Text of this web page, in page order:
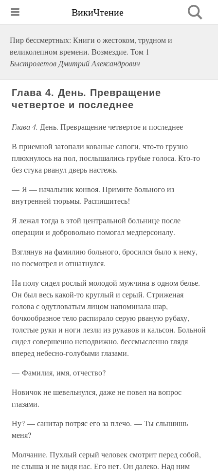
ВикиЧтение
Пир бессмертных: Книги о жестоком, трудном и
великолепном времени. Возмездие. Том 1
Быстролетов Дмитрий Александрович
Глава 4. День. Превращение
четвертое и последнее
Глава 4. День. Превращение четвертое и последнее
В приемной затопали кованые сапоги, что-то грузно
плюхнулось на пол, послышались грубые голоса. Кто-то
без стука рванул дверь настежь.
— Я — начальник конвоя. Примите больного из
внутренней тюрьмы. Распишитесь!
Я лежал тогда в этой центральной больнице после
операции и добровольно помогал медперсоналу.
Взглянув на фамилию больного, бросился было к нему,
но посмотрел и отшатнулся.
На полу сидел рослый молодой мужчина в одном белье.
Он был весь какой-то круглый и серый. Стриженая
голова с одутловатым лицом напоминала шар,
бочкообразное тело распирало серую рваную рубаху,
толстые руки и ноги лезли из рукавов и кальсон. Больной
сидел совершенно неподвижно, бессмысленно глядя
вперед небесно-голубыми глазами.
— Фамилия, имя, отчество?
Новичок не шевельнулся, даже не повел на вопрос
глазами.
Ну? — санитар потряс его за плечо. — Ты слышишь
меня?
Молчание. Пухлый серый человек смотрит перед собой,
не слыша и не видя нас. Его нет. Он далеко. Над ним